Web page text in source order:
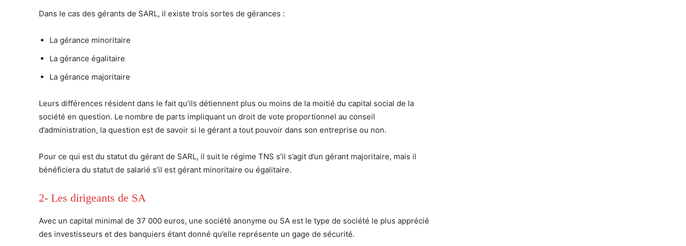
Dans le cas des gérants de SARL, il existe trois sortes de gérances :
La gérance minoritaire
La gérance égalitaire
La gérance majoritaire
Leurs différences résident dans le fait qu’ils détiennent plus ou moins de la moitié du capital social de la
société en question. Le nombre de parts impliquant un droit de vote proportionnel au conseil
d’administration, la question est de savoir si le gérant a tout pouvoir dans son entreprise ou non.
Pour ce qui est du statut du gérant de SARL, il suit le régime TNS s’il s’agit d’un gérant majoritaire, mais il
bénéficiera du statut de salarié s’il est gérant minoritaire ou égalitaire.
2- Les dirigeants de SA
Avec un capital minimal de 37 000 euros, une société anonyme ou SA est le type de société le plus apprécié
des investisseurs et des banquiers étant donné qu’elle représente un gage de sécurité.